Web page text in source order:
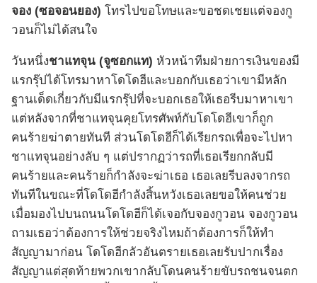
จอง (ซอจอนยอง) โทรไปขอโทษและขอชดเชยแต่จองกู
วอนก็ไม่ได้สนใจ
วันหนึ่งชาแทจุน (จูซอกแท) หัวหน้าทีมฝ่ายการเงินของมี
แรกรุ๊ปได้โทรมาหาโดโดฮีและบอกกับเธอว่าเขามีหลัก
ฐานเด็ดเกี่ยวกับมีแรกรุ๊ปที่จะบอกเธอให้เธอรีบมาหาเขา
แต่หลังจากที่ชาแทจุนคุยโทรศัพท์กับโดโดฮีเขาก็ถูก
คนร้ายฆ่าตายทันที ส่วนโดโดฮีก็ได้เรียกรถเพื่อจะไปหา
ชาแทจุนอย่างลับ ๆ แต่ปรากฏว่ารถที่เธอเรียกกลับมี
คนร้ายและคนร้ายก็กำลังจะฆ่าเธอ เธอเลยรีบลงจากรถ
ทันทีในขณะที่โดโดฮีกำลังสิ้นหวังเธอเลยขอให้คนช่วย
เมื่อมองไปบนถนนโดโดฮีก็ได้เจอกับจองกูวอน จองกูวอน
ถามเธอว่าต้องการให้ช่วยจริงไหมถ้าต้องการก็ให้ทำ
สัญญามาก่อน โดโดฮีกลัวอันตรายเธอเลยรับปากเรื่อง
สัญญาแต่สุดท้ายพวกเขากลับโดนคนร้ายขับรถชนจนตก